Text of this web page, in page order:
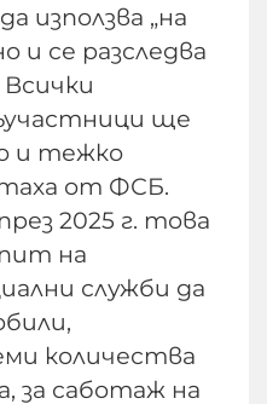
използва „на
и се разследва
ще
и тежко
от ФСБ.
2025 г. това
на
служби да
количества
за саботаж на